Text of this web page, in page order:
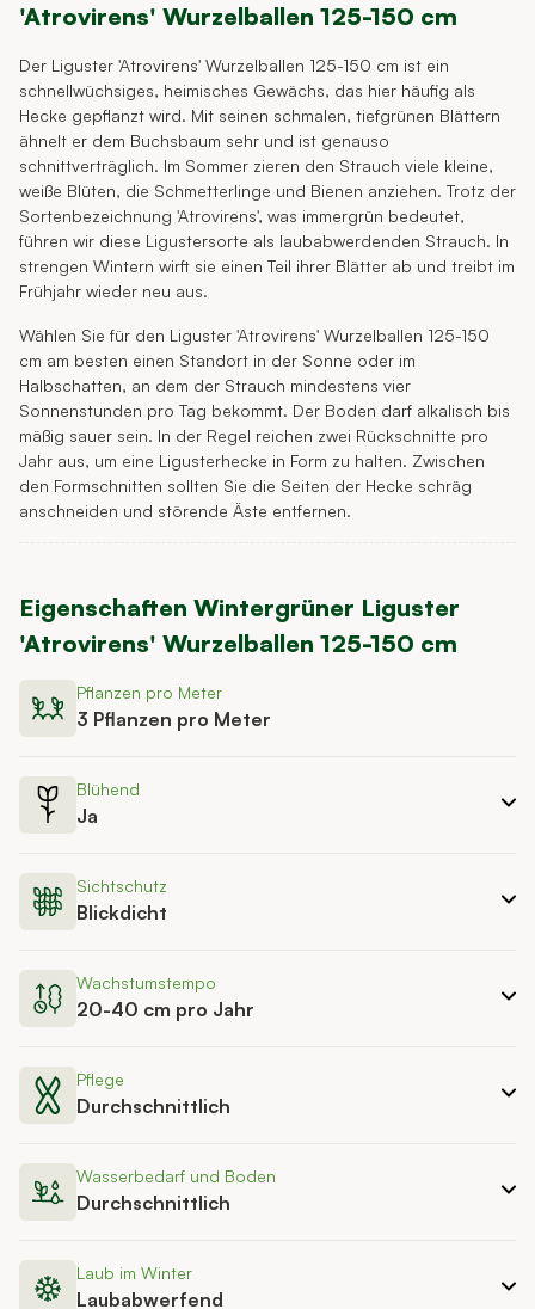
'Atrovirens' Wurzelballen 125-150 cm
Der Liguster 'Atrovirens' Wurzelballen 125-150 cm ist ein
schnellwüchsiges, heimisches Gewächs, das hier häufig als
Hecke gepflanzt wird. Mit seinen schmalen, tiefgrünen Blättern
ähnelt er dem Buchsbaum sehr und ist genauso
schnittverträglich. Im Sommer zieren den Strauch viele kleine,
weiße Blüten, die Schmetterlinge und Bienen anziehen. Trotz der
Sortenbezeichnung 'Atrovirens', was immergrün bedeutet,
führen wir diese Ligustersorte als laubabwerdenden Strauch. In
strengen Wintern wirft sie einen Teil ihrer Blätter ab und treibt im
Frühjahr wieder neu aus.
Wählen Sie für den Liguster 'Atrovirens' Wurzelballen 125-150
cm am besten einen Standort in der Sonne oder im
Halbschatten, an dem der Strauch mindestens vier
Sonnenstunden pro Tag bekommt. Der Boden darf alkalisch bis
mäßig sauer sein. In der Regel reichen zwei Rückschnitte pro
Jahr aus, um eine Ligusterhecke in Form zu halten. Zwischen
den Formschnitten sollten Sie die Seiten der Hecke schräg
anschneiden und störende Äste entfernen.
Eigenschaften Wintergrüner Liguster
'Atrovirens' Wurzelballen 125-150 cm
Pflanzen pro Meter
3 Pflanzen pro Meter
Blühend
Ja
Sichtschutz
Blickdicht
Wachstumstempo
20-40 cm pro Jahr
Pflege
Durchschnittlich
Wasserbedarf und Boden
Durchschnittlich
Laub im Winter
Laubabwerfend